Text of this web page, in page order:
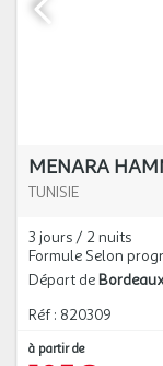
MENARA
TUNISIE
3 jours / 2 nuits
Formule Selon
Départ de
Réf : 820309
à partir de